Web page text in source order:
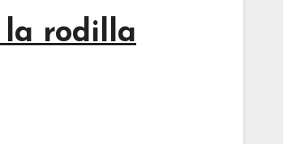
la rodilla